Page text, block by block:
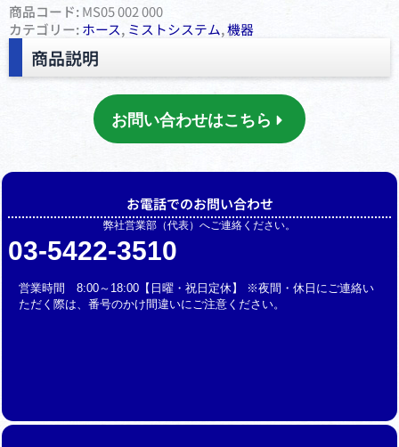
商品コード:MS05 002 000
カテゴリー:ホース, ミストシステム,機器
商品説明
お問い合わせはこちら
お電話でのお問い合わせ
弊社営業部（代表）へご連絡ください。
03-5422-3510
営業時間 8:00～18:00【日曜・祝日定休】 ※夜間・休日にご連絡い
ただく際は、番号のかけ間違いにご注意ください。